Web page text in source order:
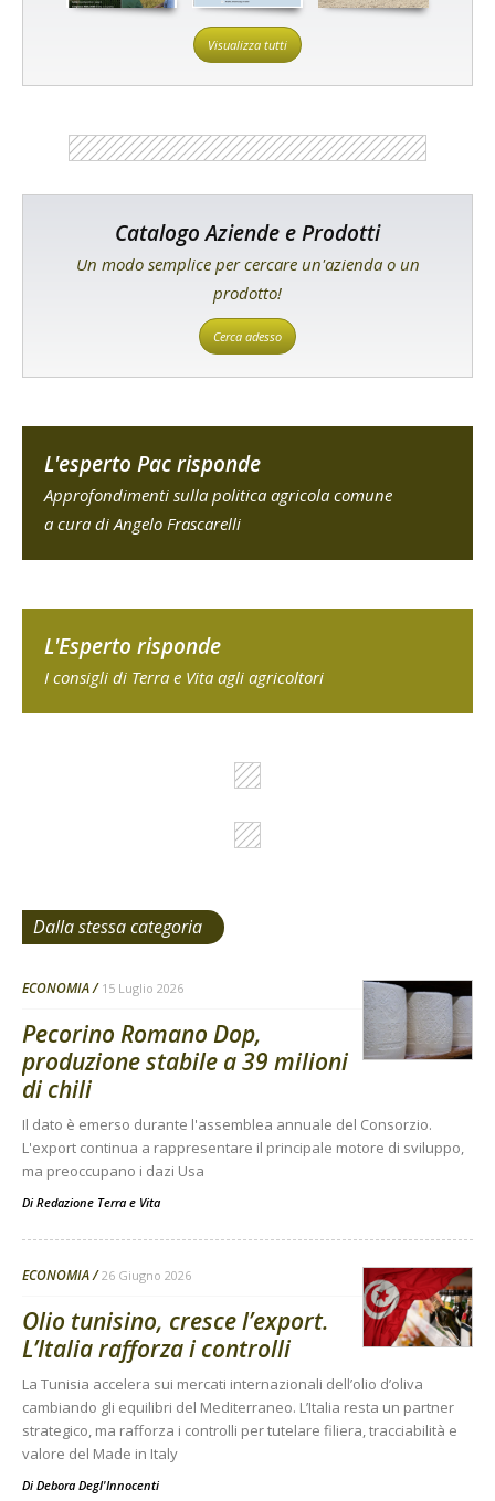
Visualizza tutti
Catalogo Aziende e Prodotti
Un modo semplice per cercare un'azienda o un
prodotto!
Cerca adesso
L'esperto Pac risponde
Approfondimenti sulla politica agricola comune
a cura di Angelo Frascarelli
L'Esperto risponde
I consigli di Terra e Vita agli agricoltori
Dalla stessa categoria
ECONOMIA 15 Luglio 2026
Pecorino Romano Dop,
produzione stabile a 39 milioni
di chili
Il dato è emerso durante l'assemblea annuale del Consorzio.
L'export continua a rappresentare il principale motore di sviluppo,
ma preoccupano i dazi Usa
Di Redazione Terra e Vita
ECONOMIA 26 Giugno 2026
Olio tunisino, cresce l’export.
L’Italia rafforza i controlli
La Tunisia accelera sui mercati internazionali dell’olio d’oliva
cambiando gli equilibri del Mediterraneo. L’Italia resta un partner
strategico, ma rafforza i controlli per tutelare filiera, tracciabilità e
valore del Made in Italy
Di Debora Degl'Innocenti